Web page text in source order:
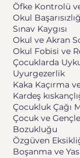
Öfke Kontrolü
Okul
Sınav Kaygısı
Okul ve Akran
Okul Fobisi ve
Çocuklarda
Uyurgezerlik
Kaka Kaçırma
Kardeş
Çocukluk Çağı
Çocuk ve
Bozukluğu
Özgüven
Boşanma ve